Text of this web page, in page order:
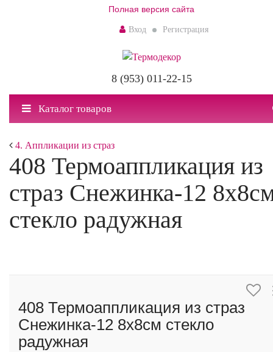
Полная версия сайта
Вход Регистрация
8 (953) 011-22-15
Каталог товаров
4. Аппликации из страз
408 Термоаппликация из
страз Снежинка-12
стекло радужная
408 Термоаппликация из страз
Снежинка-12 8х8см стекло
радужная